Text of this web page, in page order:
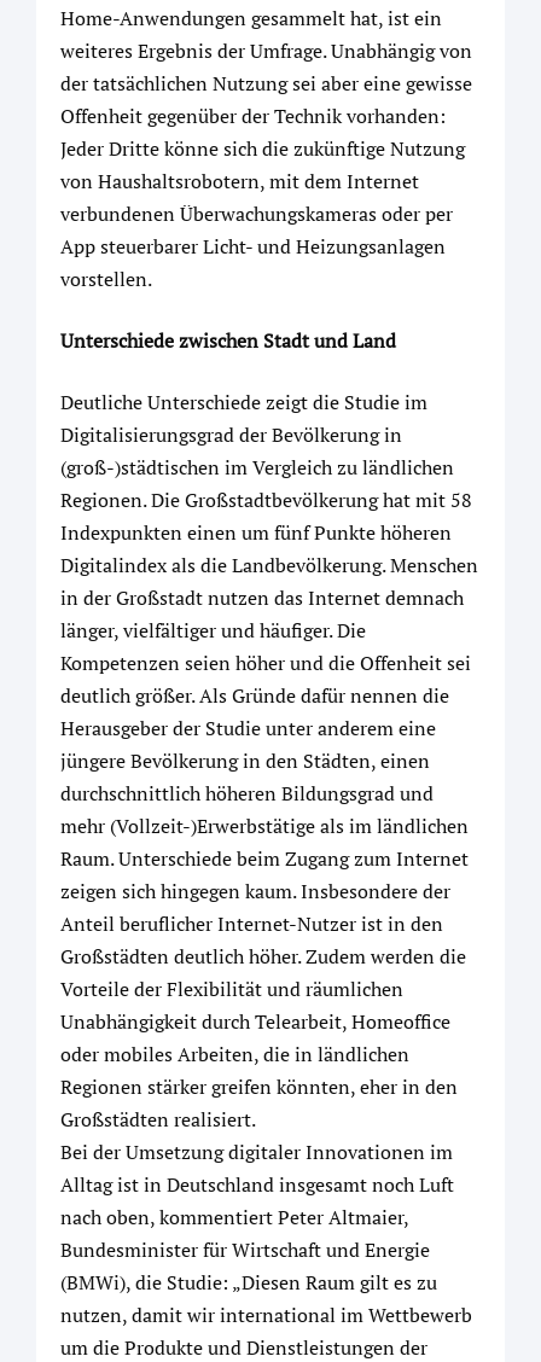
Home-Anwendungen gesammelt hat, ist ein
weiteres Ergebnis der Umfrage. Unabhängig von
der tatsächlichen Nutzung sei aber eine gewisse
Offenheit gegenüber der Technik vorhanden:
Jeder Dritte könne sich die zukünftige Nutzung
von Haushaltsrobotern, mit dem Internet
verbundenen Überwachungskameras oder per
App steuerbarer Licht- und Heizungsanlagen
vorstellen.
Unterschiede zwischen Stadt und Land
Deutliche Unterschiede zeigt die Studie im
Digitalisierungsgrad der Bevölkerung in
(groß-)städtischen im Vergleich zu ländlichen
Regionen. Die Großstadtbevölkerung hat mit 58
Indexpunkten einen um fünf Punkte höheren
Digitalindex als die Landbevölkerung. Menschen
in der Großstadt nutzen das Internet demnach
länger, vielfältiger und häufiger. Die
Kompetenzen seien höher und die Offenheit sei
deutlich größer. Als Gründe dafür nennen die
Herausgeber der Studie unter anderem eine
jüngere Bevölkerung in den Städten, einen
durchschnittlich höheren Bildungsgrad und
mehr (Vollzeit-)Erwerbstätige als im ländlichen
Raum. Unterschiede beim Zugang zum Internet
zeigen sich hingegen kaum. Insbesondere der
Anteil beruflicher Internet-Nutzer ist in den
Großstädten deutlich höher. Zudem werden die
Vorteile der Flexibilität und räumlichen
Unabhängigkeit durch Telearbeit, Homeoffice
oder mobiles Arbeiten, die in ländlichen
Regionen stärker greifen könnten, eher in den
Großstädten realisiert.
Bei der Umsetzung digitaler Innovationen im
Alltag ist in Deutschland insgesamt noch Luft
nach oben, kommentiert Peter Altmaier,
Bundesminister für Wirtschaft und Energie
(BMWi), die Studie: „Diesen Raum gilt es zu
nutzen, damit wir international im Wettbewerb
um die Produkte und Dienstleistungen der